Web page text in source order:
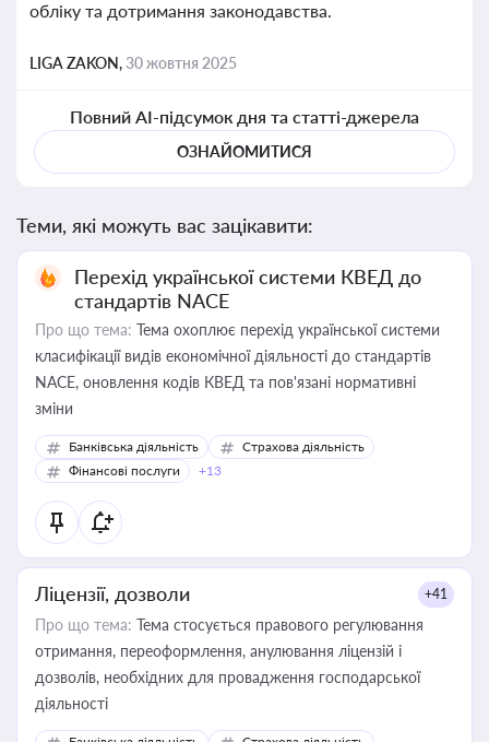
обліку та дотримання законодавства.
LIGA ZAKON,30 жовтня 2025
Повний AI-підсумок дня та статті-джерела
ОЗНАЙОМИТИСЯ
Теми, які можуть вас зацікавити:
Перехід української системи КВЕД до
стандартів NACE
Про що тема: Тема охоплює перехід української системи
класифікації видів економічної діяльності до стандартів
NACE, оновлення кодів КВЕД та пов'язані нормативні
зміни
Банківська діяльність
Страхова діяльність
Фінансові послуги
+13
Ліцензії, дозволи +41
Про що тема: Тема стосується правового регулювання
отримання, переоформлення, анулювання ліцензій і
дозволів, необхідних для провадження господарської
діяльності